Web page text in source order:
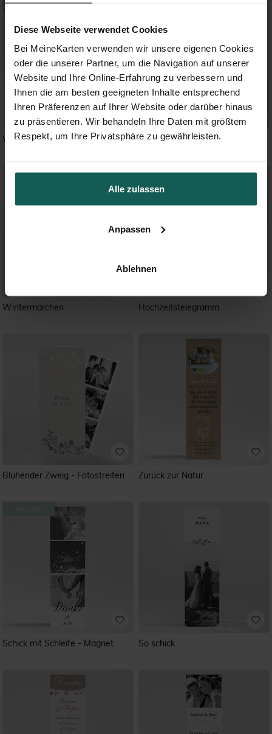
Diese Webseite verwendet Cookies
Bei MeineKarten verwenden wir unsere eigenen Cookies
oder die unserer Partner, um die Navigation auf unserer
Website und Ihre Online-Erfahrung zu verbessern und
Ihnen die am besten geeigneten Inhalte entsprechend
Ihren Präferenzen auf Ihrer Website oder darüber hinaus
zu präsentieren. Wir behandeln Ihre Daten mit größtem
Respekt, um Ihre Privatsphäre zu gewährleisten.
Alle zulassen
Anpassen
Ablehnen
Weiße Blüten - Magnet 2 Le grand jour
Wintermärchen Hochzeitstelegramm
Blühender Zweig - Fotostreifen Zurück zur Natur
Schick mit Schleife - Magnet So schick